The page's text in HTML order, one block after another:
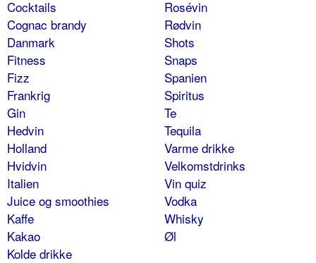
Cocktails
Cognac brandy
Danmark
Fitness
Fizz
Frankrig
Gin
Hedvin
Holland
Hvidvin
Italien
Juice og smoothies
Kaffe
Kakao
Kolde drikke
Rosévin
Rødvin
Shots
Snaps
Spanien
Spiritus
Te
Tequila
Varme drikke
Velkomstdrinks
Vin quiz
Vodka
Whisky
Øl